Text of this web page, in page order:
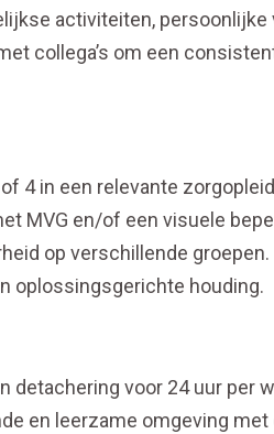
activiteiten, persoonlijke
collega’s om een
4 in een relevante
MVG en/of een visuele
op verschillende groepen.
oplossingsgerichte houding.
detachering voor 24 uur per
en leerzame omgeving